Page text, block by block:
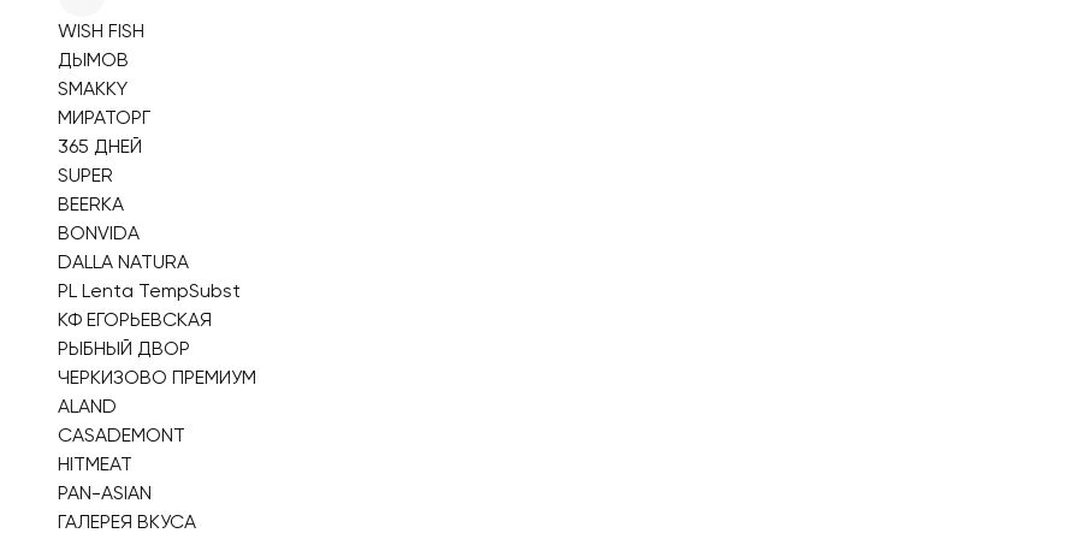
WISH FISH
ДЫМОВ
SMAKKY
МИРАТОРГ
365 ДНЕЙ
SUPER
BEERKA
BONVIDA
DALLA NATURA
PL Lenta TempSubst
КФ ЕГОРЬЕВСКАЯ
РЫБНЫЙ ДВОР
ЧЕРКИЗОВО ПРЕМИУМ
ALAND
CASADEMONT
HITMEAT
PAN-ASIAN
ГАЛЕРЕЯ ВКУСА